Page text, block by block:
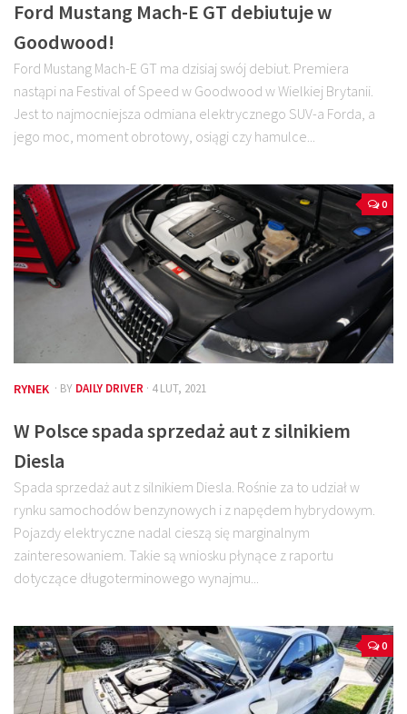
Ford Mustang Mach-E GT debiutuje w
Goodwood!
Ford Mustang Mach-E GT ma dzisiaj swój debiut. Premiera
nastąpi na Festival of Speed w Goodwood w Wielkiej Brytanii.
Jest to najmocniejsza odmiana elektrycznego SUV-a Forda, a
jego moc, moment obrotowy, osiągi czy hamulce...
0
RYNEK · BY DAILY DRIVER · 4 LUT, 2021
W Polsce spada sprzedaż aut z silnikiem
Diesla
Spada sprzedaż aut z silnikiem Diesla. Rośnie za to udział w
rynku samochodów benzynowych i z napędem hybrydowym.
Pojazdy elektryczne nadal cieszą się marginalnym
zainteresowaniem. Takie są wniosku płynące z raportu
dotyczące długoterminowego wynajmu...
0